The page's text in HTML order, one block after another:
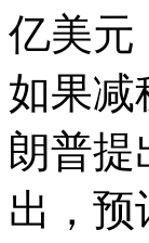
亿美元
如果减
朗普提
出，预